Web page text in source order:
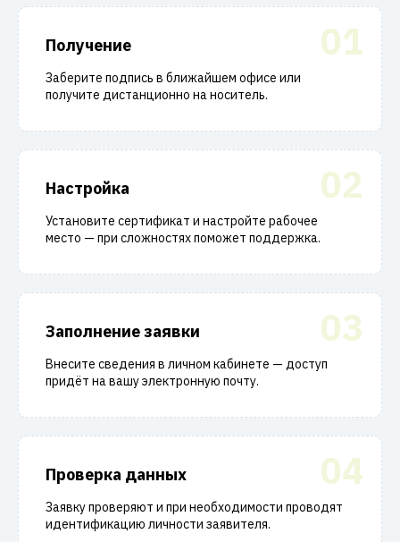
01
Получение
Заберите подпись в ближайшем офисе или
получите дистанционно на носитель.
02
Настройка
Установите сертификат и настройте рабочее
место — при сложностях поможет поддержка.
03
Заполнение заявки
Внесите сведения в личном кабинете — доступ
придёт на вашу электронную почту.
04
Проверка данных
Заявку проверяют и при необходимости проводят
идентификацию личности заявителя.